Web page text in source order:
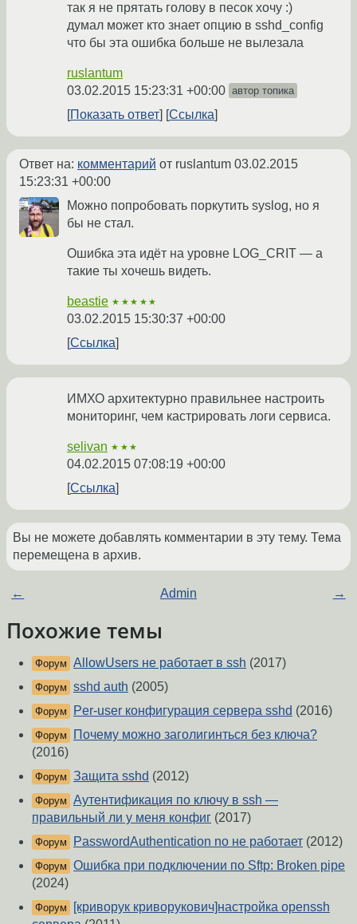
так я не прятать голову в песок хочу :)
думал может кто знает опцию в sshd_config
что бы эта ошибка больше не вылезала
ruslantum
03.02.2015 15:23:31 +00:00 автор топика
Показать ответ Ссылка
Ответ на: комментарий от ruslantum 03.02.2015
15:23:31 +00:00
Можно попробовать поркутить syslog, но я
бы не стал.
Ошибка эта идёт на уровне LOG_CRIT — а
такие ты хочешь видеть.
beastie ★★★★★
03.02.2015 15:30:37 +00:00
Ссылка
ИМХО архитектурно правильнее настроить
мониторинг, чем кастрировать логи сервиса.
selivan ★★★
04.02.2015 07:08:19 +00:00
Ссылка
Вы не можете добавлять комментарии в эту тему. Тема
перемещена в архив.
← Admin →
Похожие темы
Форум AllowUsers не работает в ssh (2017)
Форум sshd auth (2005)
Форум Per-user конфигурация сервера sshd (2016)
Форум
Почему можно заголигинться без ключа?
(2016)
Форум Защита sshd (2012)
Форум Аутентификация по ключу в ssh —
правильный ли у меня конфиг (2017)
Форум PasswordAuthentication no не работает (2012)
Форум Ошибка при подключении по Sftp: Broken pipe
(2024)
Форум
[криворук криворукович]настройка openssh